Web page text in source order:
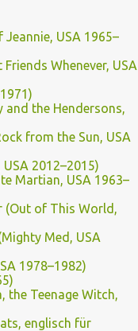
Jeannie, USA 1965–
Whenever, USA
and the Hendersons,
from the Sun, USA
2012–2015)
Martian, USA 1963–
(Out of This World,
Med, USA
1978–1982)
the Teenage Witch,
englisch für